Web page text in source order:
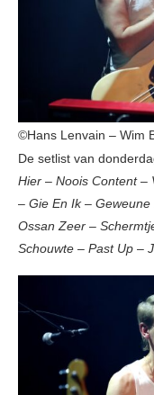
©Hans Lenvain – Wim
De setlist van
Hier – Noois Content–
– Gie En Ik– Geweune
Ossan Zeer –
Schouwte – Past Up –